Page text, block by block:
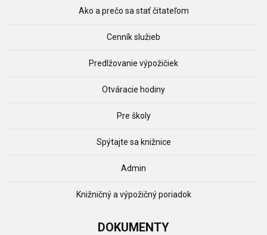
Ako a prečo sa stať čitateľom
Cenník služieb
Predlžovanie výpožičiek
Otváracie hodiny
Pre školy
Spýtajte sa knižnice
Admin
Knižničný a výpožičný poriadok
DOKUMENTY